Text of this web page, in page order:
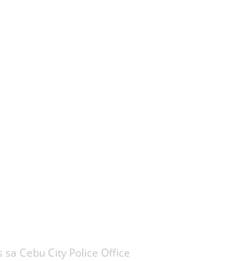
Cebu City Police Office